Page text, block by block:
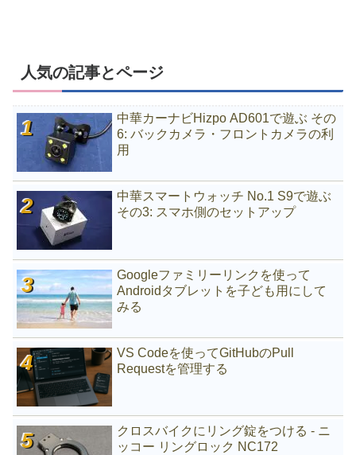
人気の記事とページ
中華カーナビHizpo AD601で遊ぶ その
6: バックカメラ・フロントカメラの利
用
中華スマートウォッチ No.1 S9で遊ぶ
その3: スマホ側のセットアップ
Googleファミリーリンクを使って
Androidタブレットを子ども用にして
みる
VS Codeを使ってGitHubのPull
Requestを管理する
クロスバイクにリング錠をつける - ニ
ッコー リングロック NC172